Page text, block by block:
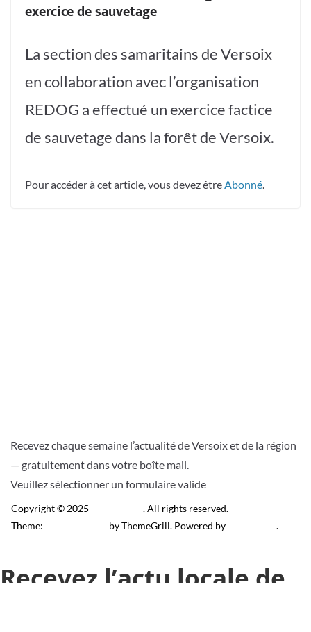
exercice de sauvetage
La section des samaritains de Versoix
en collaboration avec l’organisation
REDOG a effectué un exercice factice
de sauvetage dans la forêt de Versoix.
Pour accéder à cet article, vous devez être Abonné
Recevez chaque semaine l’actualité de Versoix et de la région
— gratuitement dans votre boîte mail.
Veuillez sélectionner un formulaire valide
Copyright © 2025
. All rights reserved.
Theme:
by ThemeGrill. Powered by .
Recevez l’actu locale de